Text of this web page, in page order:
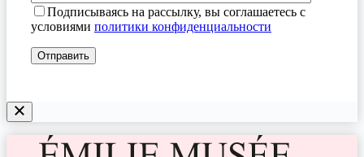
Подписываясь на рассылку, вы соглашаетесь с
условиями политики конфиденциальности